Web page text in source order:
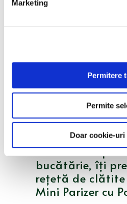
Marketing
Permitere
Permite
Doar cookie-uri
Porc Cris-Tim
Dificultate mediu
45-60 min.
Când ai poftă
chef de a
bucătărie, îţi
reţetă de clătite
Mini Parizer cu